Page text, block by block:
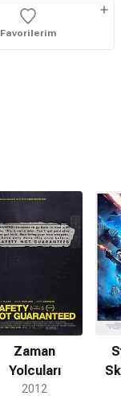
Favorilerim
Zaman
Yolcuları
2012